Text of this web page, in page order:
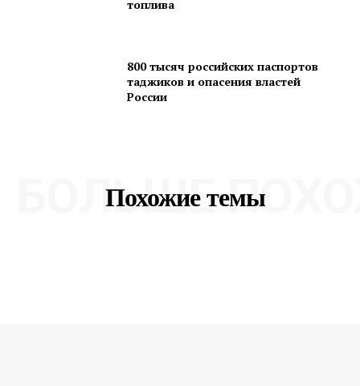
топлива
800 тысяч российских паспортов
таджиков и опасения властей
России
Похожие темы
БОЛЬШЕ